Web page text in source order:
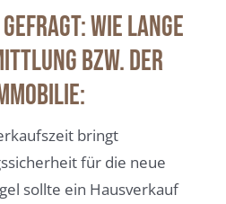
Wie lange
bzw. der
bringt
für die neue
sollte ein Hausverkauf